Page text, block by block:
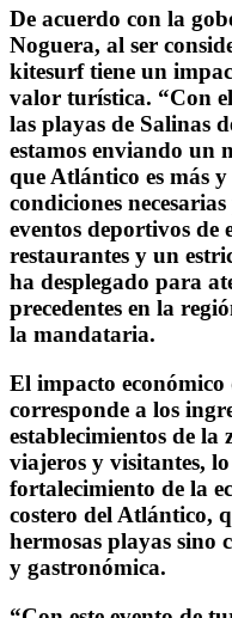
De acuerdo con la
Noguera, al ser
kitesurf tiene un
valor turística. “Con
las playas de Salinas
estamos enviando un
que Atlántico es más
condiciones
eventos deportivos de
restaurantes y un
ha desplegado para
precedentes en la
la mandataria.
El impacto económico
corresponde a los
establecimientos de la
viajeros y visitantes,
fortalecimiento de la
costero del Atlántico,
hermosas playas sino
y gastronómica.